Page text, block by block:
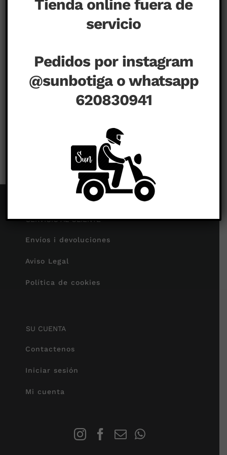
Comentarios desactivadosen
SERVICIO AL CLIENTE
Envíos i devoluciones
Aviso Legal
Política de cookies
SU CUENTA
Contactenos
Iniciar sesión
Mi cuenta
Tienda online fuera de
servicio
Pedidos por instagram
@sunbotiga o whatsapp
620830941